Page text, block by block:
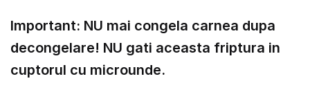
Important: NU mai congela carnea dupa
decongelare! NU gati aceasta friptura in
cuptorul cu microunde.